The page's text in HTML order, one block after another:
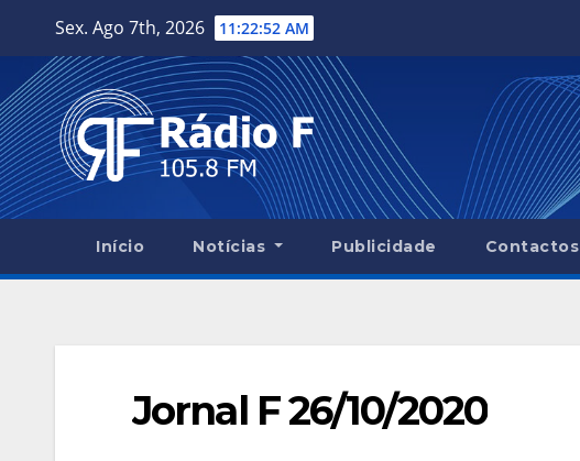
content
Sex. Ago 7th, 2026 11:22:53 AM
Início Notícias Publicidade Contactos
Jornal F 26/10/2020